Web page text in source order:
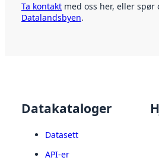
Ta kontakt med oss her, eller spør
Datalandsbyen.
Datakataloger
Datasett
API-er